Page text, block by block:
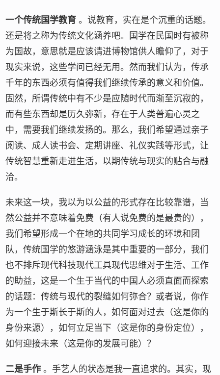
一个传统国学教育 。说教育，实在是个沉重的话题。
还是将之称为传统文化涵养吧。国学在民国时有被称
为国故，意思就是应该请进博物馆供人瞻仰了，对于
现实来说，这些学问已经无用。然而我们认为，传承
千年的东西必须有值得我们继续传承的意义和价值。
固然，所谓传统中有不少是应随时代而渐至沉寂的，
而有些东西却是历久弥新，存在于人类普遍心灵之
中，需要我们继续发扬的。那么，我们希望通过亲子
阅读、成人读书会、定期讲座、礼仪实践等形式，让
传统智慧重新走进生活，以期传统与现实的贴合与融
洽。
未来这一块，我以为以公益的形式存在比较靠谱，当
然公益并不意味着免费（有人说免费的是最贵的），
我们希望形成一个在地的共同学习成长的环境和团
队，传统国学的悠游涵泳是其中重要的一部分，我们
也不排斥现代科技现代工具现代思维对于生活、工作
的助益，这是一个生于当代的中国人必须直面而探索
的话题：传统与现代的裂缝如何弥合？或者说，你作
为一个生于斯长于斯的人，如何面对过去（这是你的
身份来源），如何立足当下（这是你的身份定位），
如何迎接未来（这是你的发展可能）？
二是手作 。手艺人的状态是我一直追求的。其实，现